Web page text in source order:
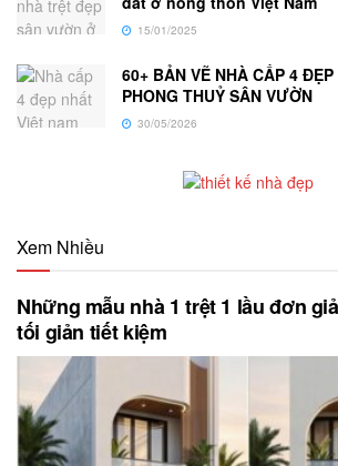
15/01/2025
60+ BẢN VẼ NHÀ CẤP 4
PHONG THUỶ SÂN VƯỜN
30/05/2026
Xem Nhiều
Những mẫu nhà 1 trệt 1 lầu đơn
tối giản tiết kiệm